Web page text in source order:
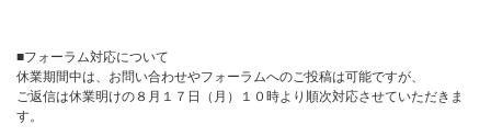
■フォーラム対応について
休業期間中は、お問い合わせやフォーラムへのご投稿は可能ですが、
ご返信は休業明けの８月１７日（月）１０時より順次対応させていただきま
す。